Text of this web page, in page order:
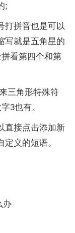
;
打拼音也是可以
写就是五角星的
看第四个和第
三角形特殊符
3也有。
直接点击添加新
义的短语。
办